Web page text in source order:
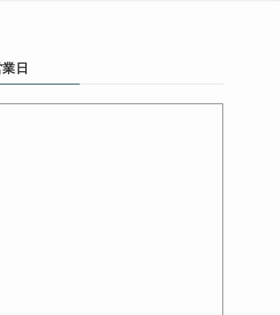
日